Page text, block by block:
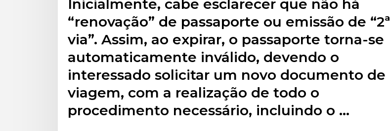
Inicialmente, cabe esclarecer que não há
“renovação” de passaporte ou emissão de “2ª
via”. Assim, ao expirar, o passaporte torna-se
automaticamente inválido, devendo o
interessado solicitar um novo documento de
viagem, com a realização de todo o
procedimento necessário, incluindo o …